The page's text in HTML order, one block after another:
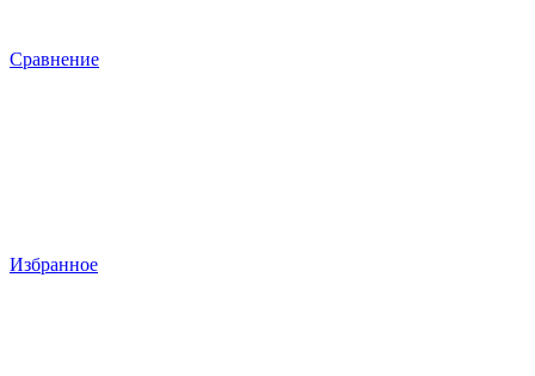
Сравнение
Избранное